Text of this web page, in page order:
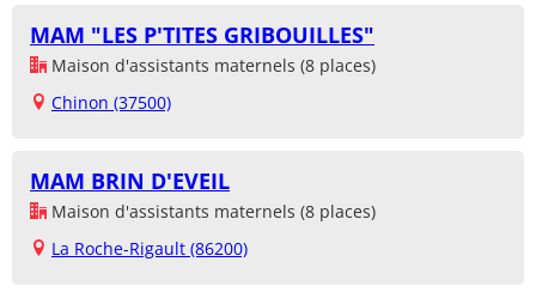
MAM "LES P'TITES GRIBOUILLES"
Maison d'assistants maternels (8 places)
Chinon (37500)
MAM BRIN D'EVEIL
Maison d'assistants maternels (8 places)
La Roche-Rigault (86200)